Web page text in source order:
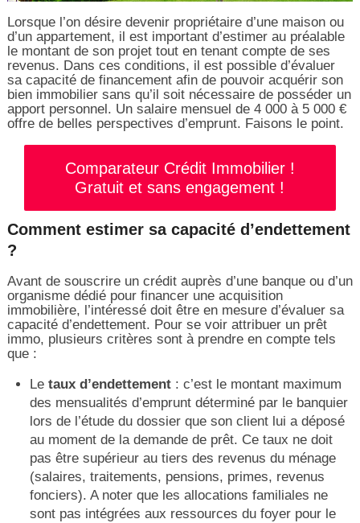
Lorsque l’on désire devenir propriétaire d’une maison ou
d’un appartement, il est important d’estimer au préalable
le montant de son projet tout en tenant compte de ses
revenus. Dans ces conditions, il est possible d’évaluer
sa capacité de financement afin de pouvoir acquérir son
bien immobilier sans qu’il soit nécessaire de posséder un
apport personnel. Un salaire mensuel de 4 000 à 5 000 €
offre de belles perspectives d’emprunt. Faisons le point.
Comparateur Crédit Immobilier !
Gratuit et sans engagement !
Comment estimer sa capacité d’endettement
?
Avant de souscrire un crédit auprès d’une banque ou d’un
organisme dédié pour financer une acquisition
immobilière, l’intéressé doit être en mesure d’évaluer sa
capacité d’endettement. Pour se voir attribuer un prêt
immo, plusieurs critères sont à prendre en compte tels
que :
Le taux d’endettement: c’est le montant maximum
des mensualités d’emprunt déterminé par le banquier
lors de l’étude du dossier que son client lui a déposé
au moment de la demande de prêt. Ce taux ne doit
pas être supérieur au tiers des revenus du ménage
(salaires, traitements, pensions, primes, revenus
fonciers). A noter que les allocations familiales ne
sont pas intégrées aux ressources du foyer pour le